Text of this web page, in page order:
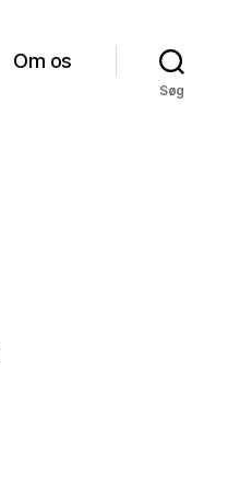
Om os
Søg